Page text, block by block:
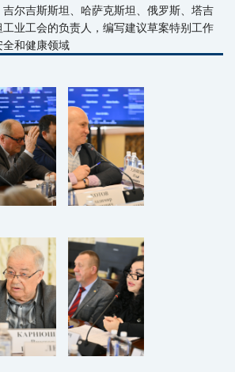
尔吉斯斯坦、哈萨克斯坦、俄罗斯、塔吉
业工会的负责人，编写建议草案特别工作
和健康领域